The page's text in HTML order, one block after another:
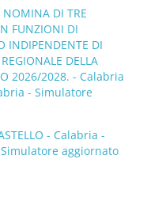
NOMINA DI TRE
FUNZIONI DI
INDIPENDENTE DI
DELLA
2026/2028. - Calabria
- Simulatore
- Calabria -
aggiornato